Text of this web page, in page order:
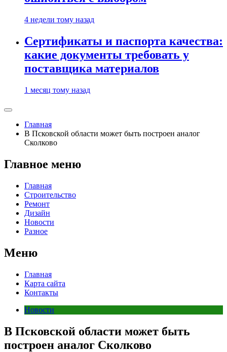
4 недели тому назад
Сертификаты и паспорта качества:
какие документы требовать у
поставщика материалов
1 месяц тому назад
Главная
В Псковской области может быть построен аналог
Сколково
Главное меню
Главная
Строительство
Ремонт
Дизайн
Новости
Разное
Меню
Главная
Карта сайта
Контакты
Новости
В Псковской области может быть
построен аналог Сколково